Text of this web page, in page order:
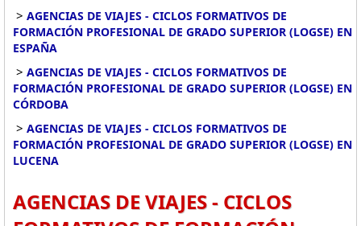
> AGENCIAS DE VIAJES - CICLOS FORMATIVOS DE
FORMACIÓN PROFESIONAL DE GRADO SUPERIOR (LOGSE) EN
ESPAÑA
> AGENCIAS DE VIAJES - CICLOS FORMATIVOS DE
FORMACIÓN PROFESIONAL DE GRADO SUPERIOR (LOGSE) EN
CÓRDOBA
> AGENCIAS DE VIAJES - CICLOS FORMATIVOS DE
FORMACIÓN PROFESIONAL DE GRADO SUPERIOR (LOGSE) EN
LUCENA
AGENCIAS DE VIAJES - CICLOS